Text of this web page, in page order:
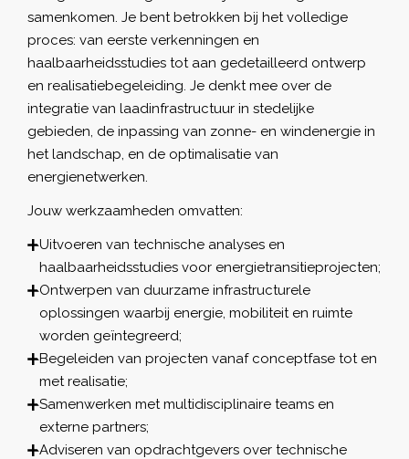
samenkomen. Je bent betrokken bij het volledige
proces: van eerste verkenningen en
haalbaarheidsstudies tot aan gedetailleerd ontwerp
en realisatiebegeleiding. Je denkt mee over de
integratie van laadinfrastructuur in stedelijke
gebieden, de inpassing van zonne- en windenergie in
het landschap, en de optimalisatie van
energienetwerken.
Jouw werkzaamheden omvatten:
Uitvoeren van technische analyses en
haalbaarheidsstudies voor energietransitieprojecten;
Ontwerpen van duurzame infrastructurele
oplossingen waarbij energie, mobiliteit en ruimte
worden geïntegreerd;
Begeleiden van projecten vanaf conceptfase tot en
met realisatie;
Samenwerken met multidisciplinaire teams en
externe partners;
Adviseren van opdrachtgevers over technische